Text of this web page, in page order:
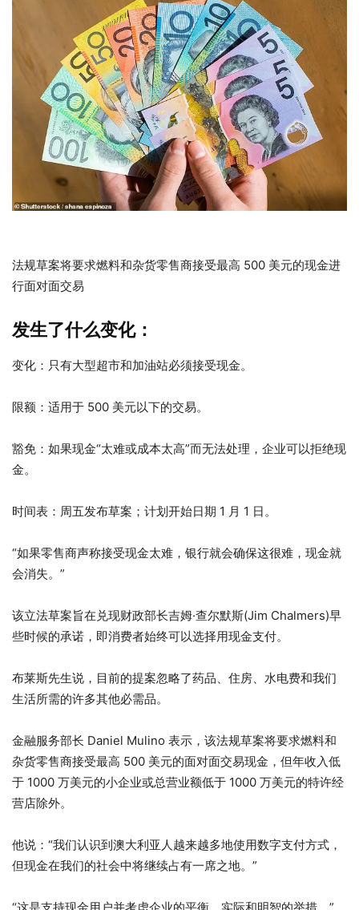
法规草案将要求燃料和杂货零售商接受最高 500 美元的现金进
行面对面交易
发生了什么变化：
变化：只有大型超市和加油站必须接受现金。
限额：适用于 500 美元以下的交易。
豁免：如果现金“太难或成本太高”而无法处理，企业可以拒绝现
金。
时间表：周五发布草案；计划开始日期 1 月 1 日。
“如果零售商声称接受现金太难，银行就会确保这很难，现金就
会消失。”
该立法草案旨在兑现财政部长吉姆·查尔默斯(Jim Chalmers)早
些时候的承诺，即消费者始终可以选择用现金支付。
布莱斯先生说，目前的提案忽略了药品、住房、水电费和我们
生活所需的许多其他必需品。
金融服务部长 Daniel Mulino 表示，该法规草案将要求燃料和
杂货零售商接受最高 500 美元的面对面交易现金，但年收入低
于 1000 万美元的小企业或总营业额低于 1000 万美元的特许经
营店除外。
他说：“我们认识到澳大利亚人越来越多地使用数字支付方式，
但现金在我们的社会中将继续占有一席之地。”